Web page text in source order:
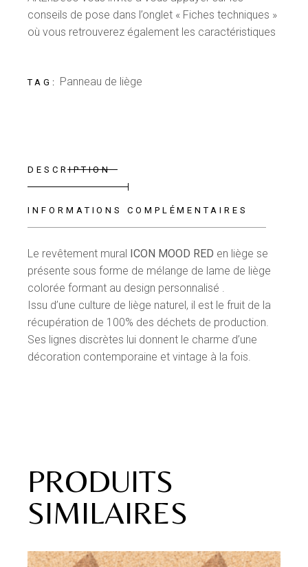
conseils de pose dans l’onglet « Fiches techniques »
où vous retrouverez également les caractéristiques
TAG: Panneau de liège
DESCRIPTION
INFORMATIONS COMPLÉMENTAIRES
Le revêtement mural ICON MOOD RED en liège se
présente sous forme de mélange de lame de liège
colorée formant au design personnalisé .
Issu d’une culture de liège naturel, il est le fruit de la
récupération de 100% des déchets de production.
Ses lignes discrètes lui donnent le charme d’une
décoration contemporaine et vintage à la fois.
PRODUITS
SIMILAIRES